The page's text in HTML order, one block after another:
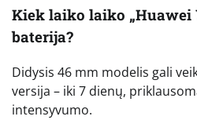
Kiek laiko laiko „Huawei
baterija?
Didysis 46 mm modelis gali
versija – iki 7 dienų,
intensyvumo.